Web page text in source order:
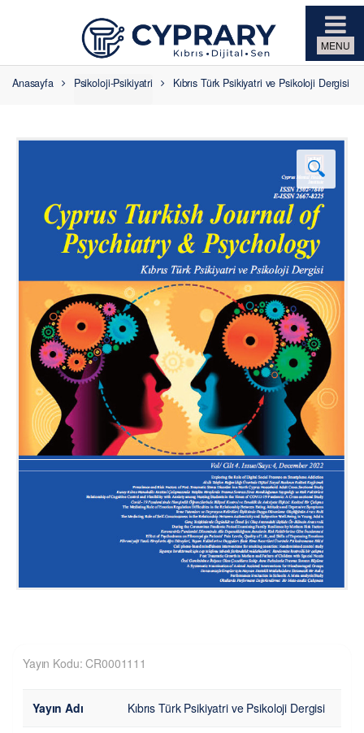
Anasayfa Psikoloji-Psikiyatri Kıbrıs Türk Psikiyatri ve Psikoloji Dergisi
🔍
Yayın Kodu: CR0001111
Yayın Adı Kıbrıs Türk Psikiyatri ve Psikoloji Dergisi